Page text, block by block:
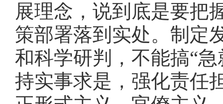
展理念，说到底是要把
策部署落到实处。制定
和科学研判，不能搞“
持实事求是，强化责任